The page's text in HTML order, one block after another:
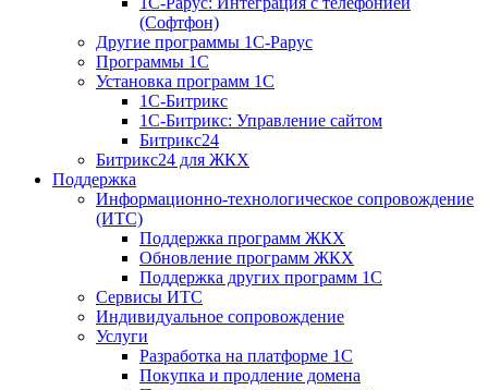
(Софтфон)
Другие программы 1С-Рарус
Программы 1С
Установка программ 1С
1С-Битрикс
1С-Битрикс: Управление сайтом
Битрикс24
Битрикс24 для ЖКХ
Поддержка
Информационно-технологическое сопровождение
(ИТС)
Поддержка программ ЖКХ
Обновление программ ЖКХ
Поддержка других программ 1С
Сервисы ИТС
Индивидуальное сопровождение
Услуги
Разработка на платформе 1С
Покупка и продление домена